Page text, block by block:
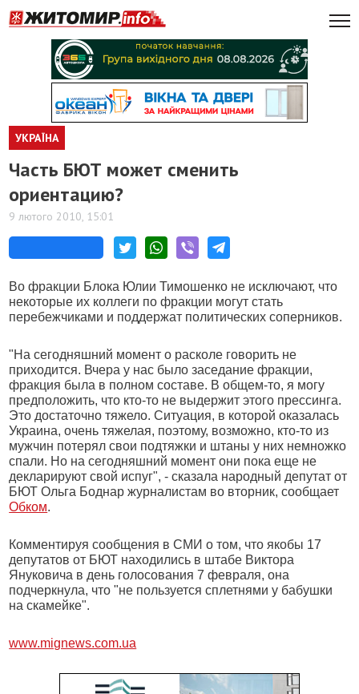
УКРАЇНА
Часть БЮТ может сменить
ориентацию?
9 лютого 2010, 15:01
Во фракции Блока Юлии Тимошенко не исключают, что
некоторые их коллеги по фракции могут стать
перебежчиками и поддержат политических соперников.
"На сегодняшний момент о расколе говорить не
приходится. Вчера у нас было заседание фракции,
фракция была в полном составе. В общем-то, я могу
предположить, что кто-то не выдержит этого прессинга.
Это достаточно тяжело. Ситуация, в которой оказалась
Украина, очень тяжелая, поэтому, возможно, кто-то из
мужчин потерял свои подтяжки и штаны у них немножко
спали. Но на сегодняшний момент они пока еще не
декларируют свой испуг", - сказала народный депутат от
БЮТ Ольга Боднар журналистам во вторник, сообщает
Обком.
Комментируя сообщения в СМИ о том, что якобы 17
депутатов от БЮТ находились в штабе Виктора
Януковича в день голосования 7 февраля, она
подчеркнула, что "не пользуется сплетнями у бабушки
на скамейке".
www.mignews.com.ua